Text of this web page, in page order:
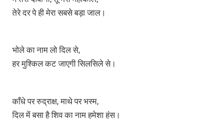
तेरे दर पे ही मेरा सबसे बड़ा जाल।
भोले का नाम लो दिल से,
हर मुश्किल कट जाएगी सिलसिले से।
काँधे पर रुद्राक्ष, माथे पर भस्म,
दिल में बसा है शिव का नाम हमेशा हंस।